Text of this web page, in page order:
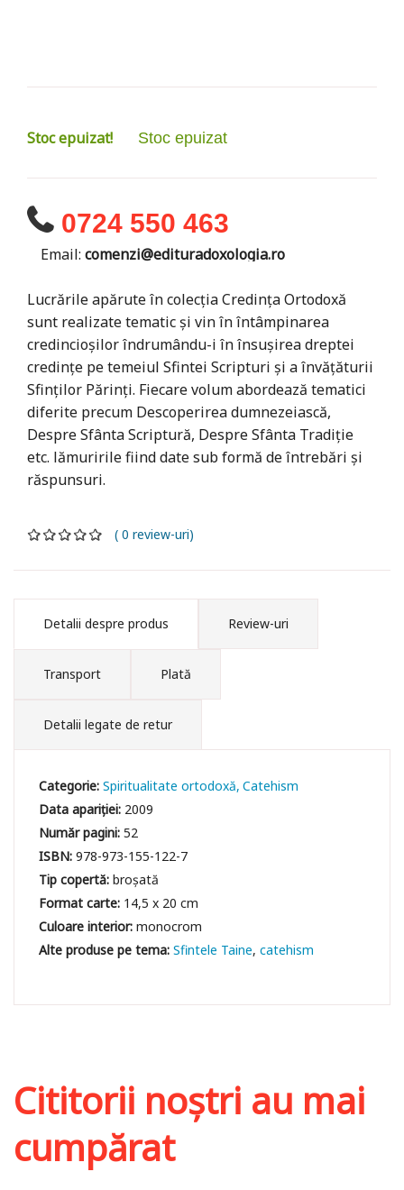
Stoc epuizat! Stoc epuizat
0724 550 463
Email: comenzi@edituradoxologia.ro
Lucrările apărute în colecţia Credinţa Ortodoxă
sunt realizate tematic şi vin în întâmpinarea
credincioşilor îndrumându-i în însuşirea dreptei
credinţe pe temeiul Sfintei Scripturi şi a învăţăturii
Sfinţilor Părinţi. Fiecare volum abordează tematici
diferite precum Descoperirea dumnezeiască,
Despre Sfânta Scriptură, Despre Sfânta Tradiţie
etc. lămuririle fiind date sub formă de întrebări şi
răspunsuri.
( 0 review-uri)
Detalii despre produs Review-uri
Transport Plată
Detalii legate de retur
Categorie:Spiritualitate ortodoxă Catehism
Data apariției: 2009
Număr pagini:52
ISBN:978-973-155-122-7
Tip copertă:broșată
Format carte: 14,5 x 20 cm
Culoare interior:monocrom
Sfintele Taine catehism
Cititorii noștri au mai
cumpărat